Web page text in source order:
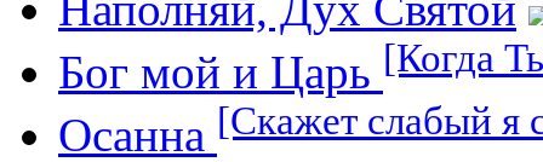
Бог мой и Царь [Когда
Осанна [Скажет слабый я